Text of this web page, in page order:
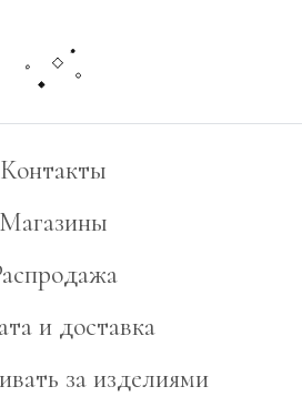
Контакты
Магазины
и доставка
за изделиями